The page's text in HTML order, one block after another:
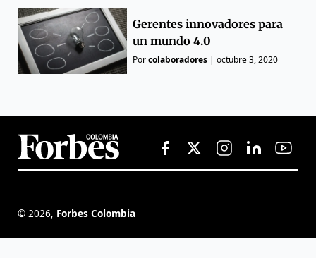
Gerentes innovadores para
un mundo 4.0
Porcolaboradores |octubre 3, 2020
© 2026, Forbes Colombia